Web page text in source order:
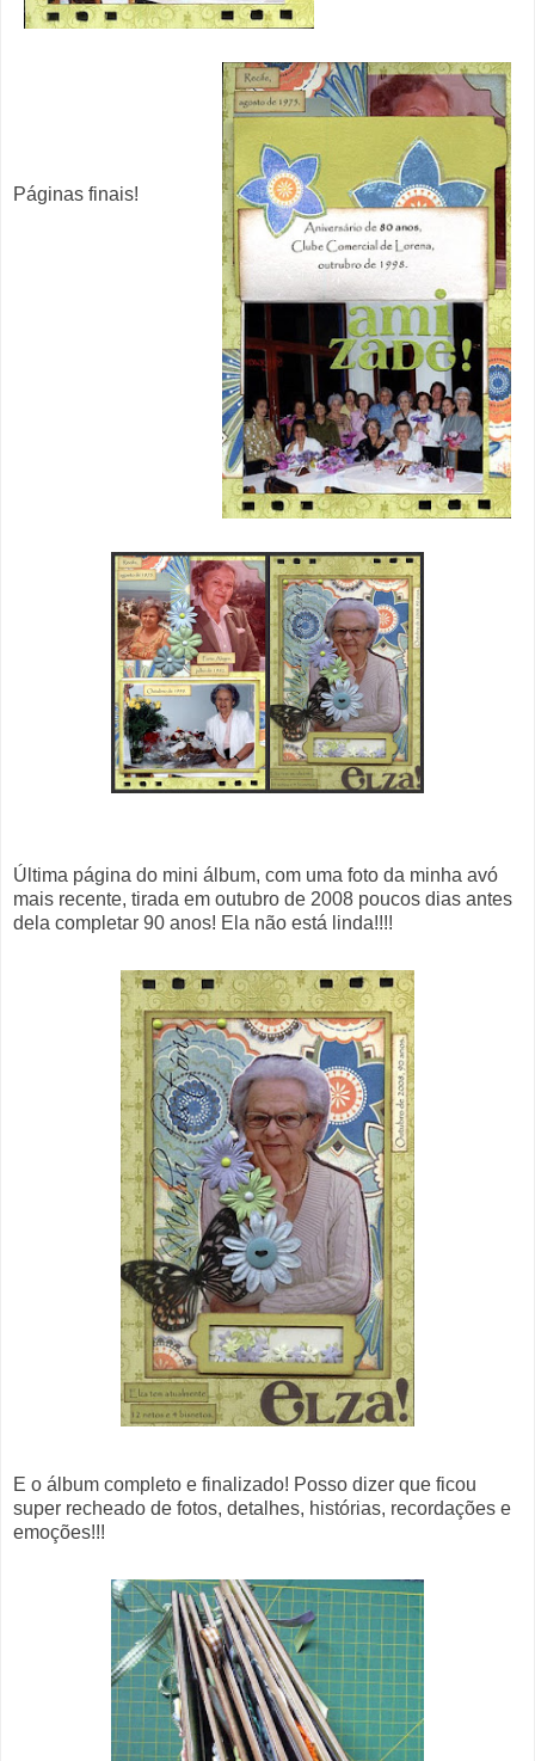
Páginas finais!
Última página do mini álbum, com uma foto da minha avó
mais recente, tirada em outubro de 2008 poucos dias antes
dela completar 90 anos! Ela não está linda!!!!
E o álbum completo e finalizado! Posso dizer que ficou
super recheado de fotos, detalhes, histórias, recordações e
emoções!!!